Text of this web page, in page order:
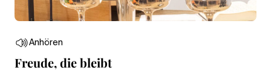
Anhören
Freude, die bleibt